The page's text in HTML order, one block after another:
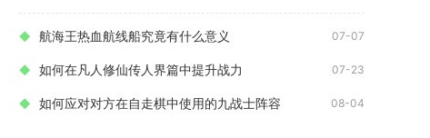
化
航海王热血航线船究竟有什么意义 07-07
如何在凡人修仙传人界篇中提升战力 07-23
如何应对对方在自走棋中使用的九战士阵容 08-04